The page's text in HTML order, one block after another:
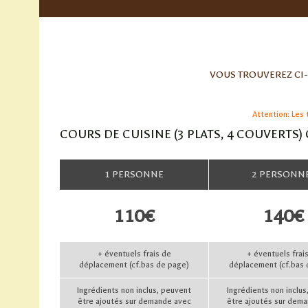
VOUS TROUVEREZ
Attention: Les
COURS DE CUISINE (3 PLATS, 4
1 PERSONNE
110€
+ éventuels frais de
déplacement (cf.bas de page)
Ingrédients non inclus, peuvent
être ajoutés sur demande avec
2
140€
+ éventuels
déplacement (cf.bas
Ingrédients non
être ajoutés sur